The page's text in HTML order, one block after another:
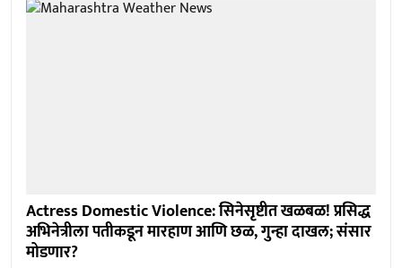
Actress Domestic Violence: सिनेसृष्टीत खळबळ! प्रसिद्ध
अभिनेत्रीला पतीकडून मारहाण आणि छळ, गुन्हा दाखल; संसार
मोडणार?